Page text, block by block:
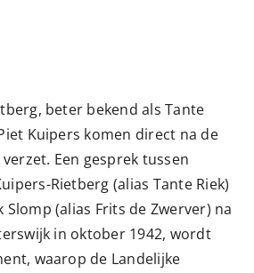
beter bekend als Tante
Kuipers komen direct na de
Een gesprek tussen
Rietberg (alias Tante Riek)
(alias Frits de Zwerver) na
in oktober 1942, wordt
waarop de Landelijke